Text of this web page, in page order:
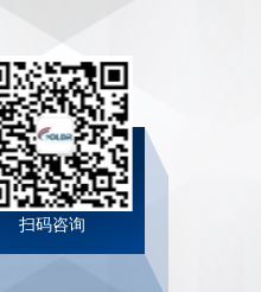
扫码咨询